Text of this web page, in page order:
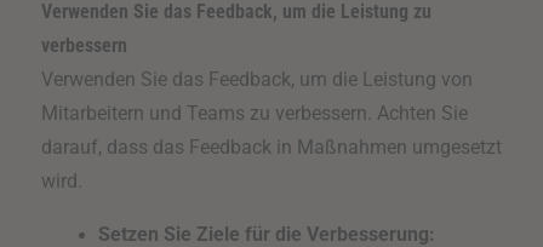
Verwenden Sie das Feedback, um die Leistung zu
verbessern
Verwenden Sie das Feedback, um die Leistung von
Mitarbeitern und Teams zu verbessern. Achten Sie
darauf, dass das Feedback in Maßnahmen umgesetzt
wird.
Setzen Sie Ziele für die Verbesserung: